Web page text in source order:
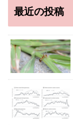
最近の投稿